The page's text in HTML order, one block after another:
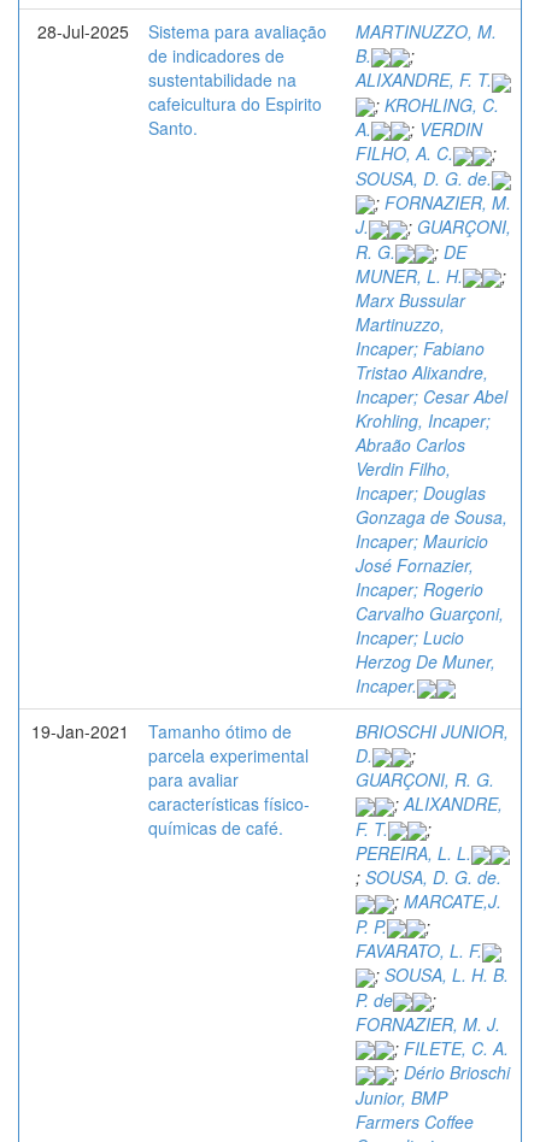
28-Jul-2025
Sistema para avaliação
de indicadores de
sustentabilidade na
cafeicultura do Espirito
Santo.
MARTINUZZO, M.
B.
;
ALIXANDRE, F. T.
; KROHLING, C.
A.
; VERDIN
FILHO, A. C.
;
SOUSA, D. G. de.
; FORNAZIER, M.
J.
; GUARÇONI,
R. G.
; DE
MUNER, L. H.
;
Marx Bussular
Martinuzzo,
Incaper; Fabiano
Tristao Alixandre,
Incaper; Cesar Abel
Krohling, Incaper;
Abraão Carlos
Verdin Filho,
Incaper; Douglas
Gonzaga de Sousa,
Incaper; Mauricio
José Fornazier,
Incaper; Rogerio
Carvalho Guarçoni,
Incaper; Lucio
Herzog De Muner,
Incaper.
19-Jan-2021
Tamanho ótimo de
parcela experimental
para avaliar
características físico-
químicas de café.
BRIOSCHI JUNIOR,
D.
;
GUARÇONI, R. G.
;ALIXANDRE,
F. T.
;
PEREIRA, L. L.
; SOUSA, D. G. de.
; MARCATE,J.
P. P.
;
FAVARATO, L. F.
; SOUSA, L. H. B.
P. de
;
FORNAZIER, M. J.
; FILETE, C. A.
; Dério Brioschi
Junior, BMP
Farmers Coffee